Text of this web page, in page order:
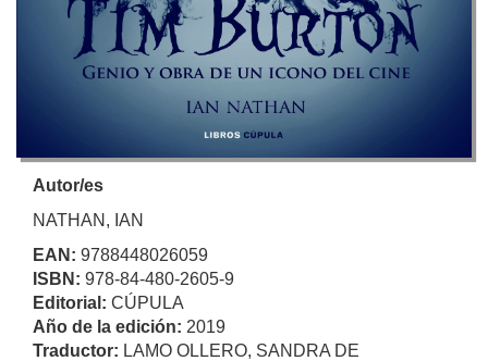
Autor/es
NATHAN, IAN
EAN: 9788448026059
ISBN: 978-84-480-2605-9
Editorial: CÚPULA
Año de la edición: 2019
Traductor: LAMO OLLERO, SANDRA DE